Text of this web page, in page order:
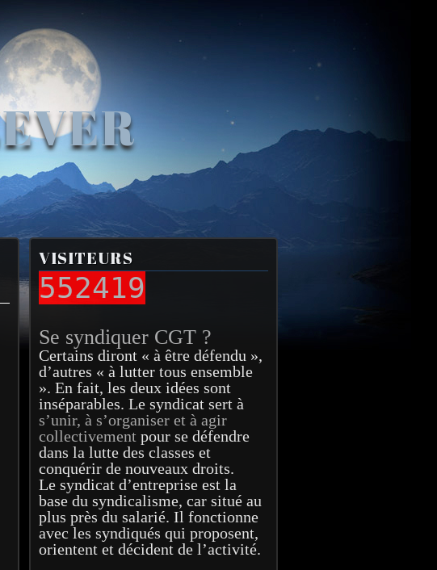
VISITEURS
552419
Se syndiquer CGT ?
Certains diront « à être défendu »,
d’autres « à lutter tous ensemble
». En fait, les deux idées sont
inséparables. Le syndicat sert à
s’unir, à s’organiser et à agir
collectivement pour se défendre
dans la lutte des classes et
conquérir de nouveaux droits.
Le syndicat d’entreprise est la
base du syndicalisme, car situé au
plus près du salarié. Il fonctionne
avec les syndiqués qui proposent,
orientent et décident de l’activité.